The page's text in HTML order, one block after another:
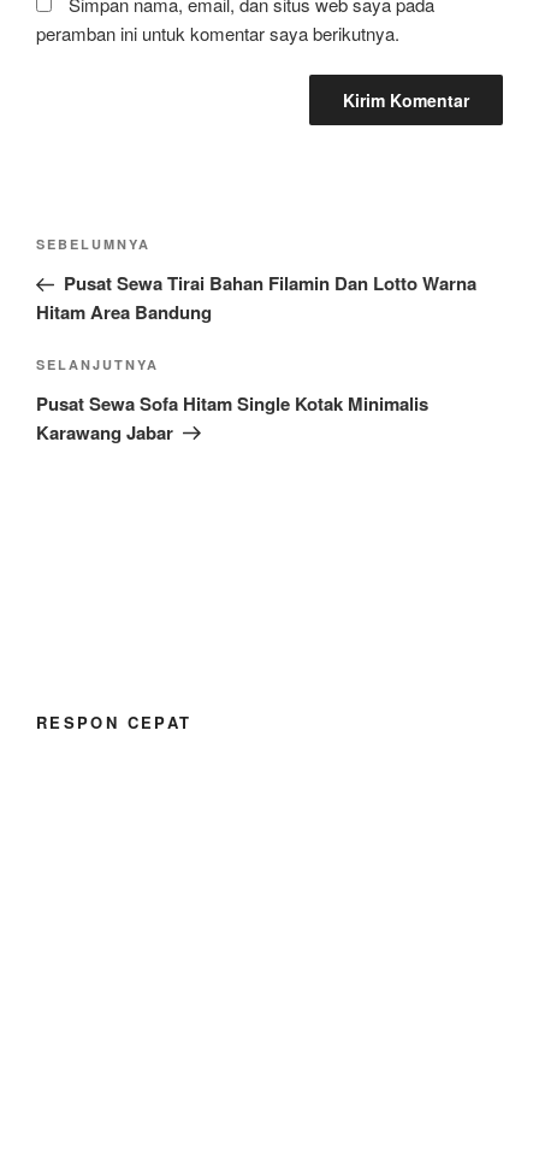
peramban ini untuk komentar saya berikutnya.
Navigasi
Pos
Sebelumnya
SEBELUMNYA
Pusat Sewa Tirai Bahan Filamin Dan Lotto Warna
Hitam Area Bandung
Pos
Selanjutnya
SELANJUTNYA
Pusat Sewa Sofa Hitam Single Kotak Minimalis
Karawang Jabar
RESPON CEPAT